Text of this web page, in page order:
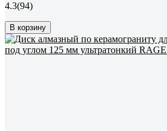
4.3(94)
В корзину